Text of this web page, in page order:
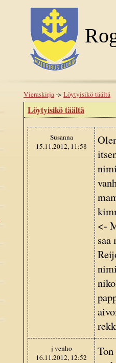
Vieraskirja-> Löytyisikö täältä
Löytyisikö täältä
Susanna
15.11.2012, 11:58
<-
saa
j venho
16.11.2012, 12:52